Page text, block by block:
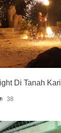
Di Tanah
38